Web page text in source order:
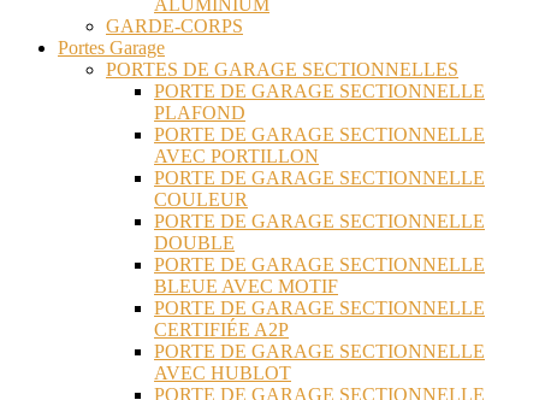
GARDE-CORPS
Portes Garage
PORTES DE GARAGE SECTIONNELLES
PORTE DE GARAGE SECTIONNELLE
PLAFOND
PORTE DE GARAGE SECTIONNELLE
AVEC PORTILLON
PORTE DE GARAGE SECTIONNELLE
COULEUR
PORTE DE GARAGE SECTIONNELLE
DOUBLE
PORTE DE GARAGE SECTIONNELLE
BLEUE AVEC MOTIF
PORTE DE GARAGE SECTIONNELLE
CERTIFIÉE A2P
PORTE DE GARAGE SECTIONNELLE
AVEC HUBLOT
PORTE DE GARAGE SECTIONNELLE